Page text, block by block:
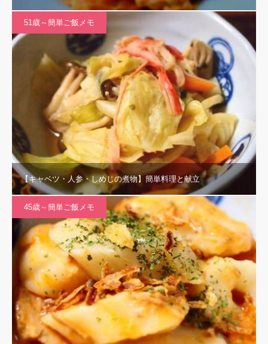
51歳～簡単ご飯メモ
【キャベツ・人参・しめじの煮物】簡単料理と献立
45歳～簡単ご飯メモ